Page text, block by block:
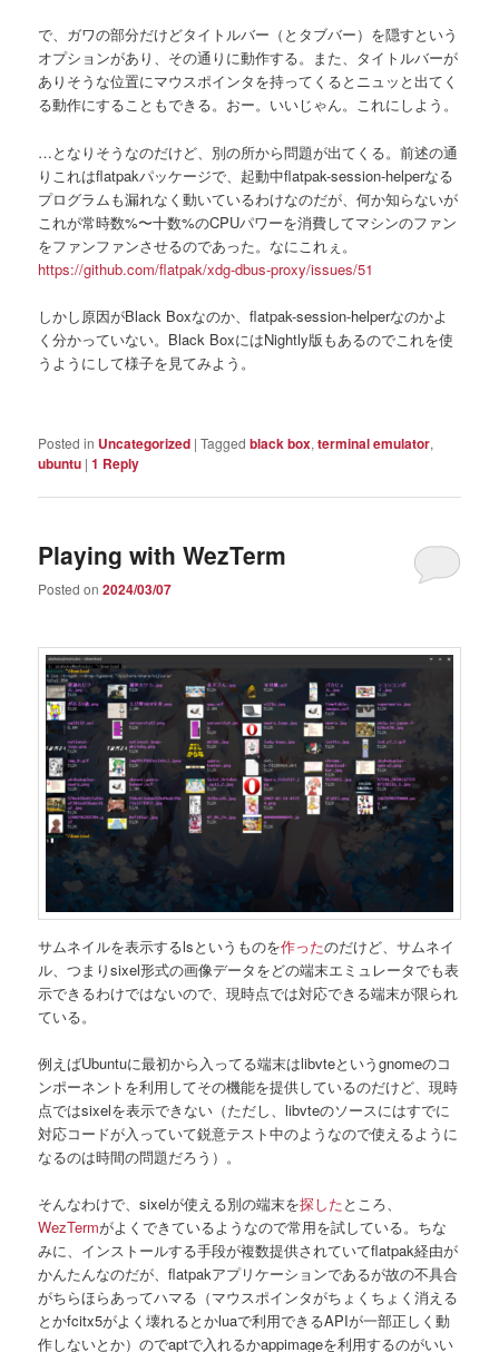
で、ガワの部分だけどタイトルバー（とタブバー）を隠すという
オプションがあり、その通りに動作する。また、タイトルバーが
ありそうな位置にマウスポインタを持ってくるとニュッと出てく
る動作にすることもできる。おー。いいじゃん。これにしよう。
…となりそうなのだけど、別の所から問題が出てくる。前述の通
りこれはflatpakパッケージで、起動中flatpak-session-helperなる
プログラムも漏れなく動いているわけなのだが、何か知らないが
これが常時数%〜十数%のCPUパワーを消費してマシンのファン
をファンファンさせるのであった。なにこれぇ。
https://github.com/flatpak/xdg-dbus-proxy/issues/51
しかし原因がBlack Boxなのか、flatpak-session-helperなのかよ
く分かっていない。Black BoxにはNightly版もあるのでこれを使
うようにして様子を見てみよう。
Posted in Uncategorized |Tagged black box,terminal emulator,
ubuntu |1 Reply
Playing with WezTerm
Posted on2024/03/07
サムネイルを表示するlsというものを作ったのだけど、サムネイ
ル、つまりsixel形式の画像データをどの端末エミュレータでも表
示できるわけではないので、現時点では対応できる端末が限られ
ている。
例えばUbuntuに最初から入ってる端末はlibvteというgnomeのコ
ンポーネントを利用してその機能を提供しているのだけど、現時
点ではsixelを表示できない（ただし、libvteのソースにはすでに
対応コードが入っていて鋭意テスト中のようなので使えるように
なるのは時間の問題だろう）。
そんなわけで、sixelが使える別の端末を探したところ、
WezTermがよくできているようなので常用を試している。ちな
みに、インストールする手段が複数提供されていてflatpak経由が
かんたんなのだが、flatpakアプリケーションであるが故の不具合
がちらほらあってハマる（マウスポインタがちょくちょく消える
とかfcitx5がよく壊れるとかluaで利用できるAPIが一部正しく動
作しないとか）のでaptで入れるかappimageを利用するのがいい